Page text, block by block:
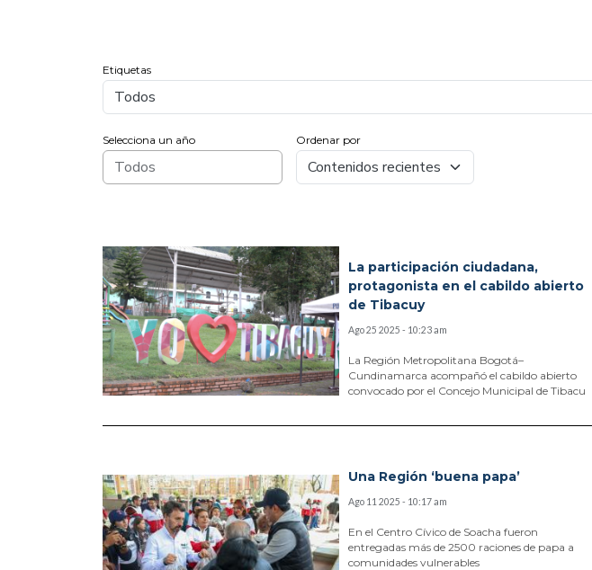
Etiquetas
Selecciona un año Ordenar por
La participación ciudadana,
protagonista en el cabildo abierto
de Tibacuy
Ago 25 2025 - 10:23 am
La Región Metropolitana Bogotá–
Cundinamarca acompañó el cabildo abierto
convocado por el Concejo Municipal de Tibacu
Una Región ‘buena papa’
Ago 11 2025 - 10:17 am
En el Centro Cívico de Soacha fueron
entregadas más de 2500 raciones de papa a
comunidades vulnerables